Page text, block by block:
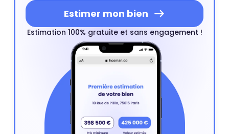
Estimer mon bien
Estimation 100% gratuite et sans engagement !